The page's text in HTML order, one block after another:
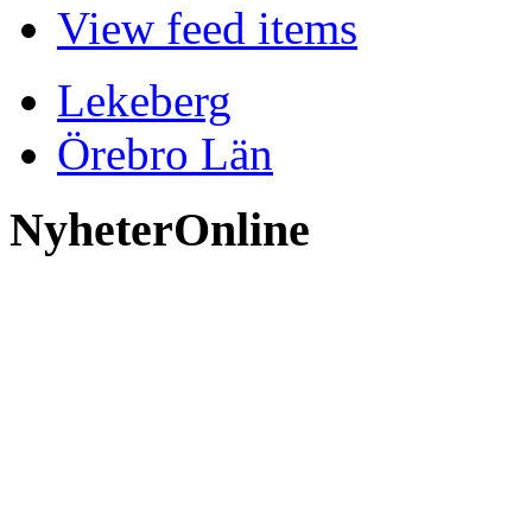
View feed items
Lekeberg
Örebro Län
NyheterOnline